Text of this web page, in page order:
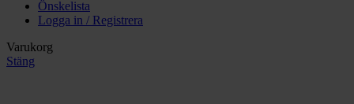
Önskelista
Logga in / Registrera
Varukorg
Stäng